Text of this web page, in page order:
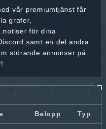
vår premiumtjänst får
grafer,
notiser för dina
samt en del andra
störande annonser på
Belopp Typ